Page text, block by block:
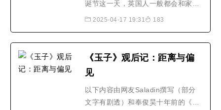
诞节这一天，英国人一般都会和家人
一起享用一顿火鸡大餐，随着植物性
至少有10%的英国家庭将迎来一个“素
研究显示，今年圣诞节约有35%的家
庭将放弃传统的火鸡大餐..
2025-04-17 19:31 183
《玉子》观后记：距离与偏
见
以下内容由网友Saladin撰写（部分
文字有剧透）和奉俊昊十年前的《汉